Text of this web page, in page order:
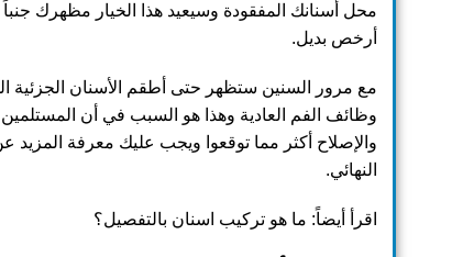
محل أسنانك المفقودة وسيعيد هذا الخيار مظهرك
أرخص بديل.
مع مرور السنين ستظهر حتى أطقم الأسنان الجزئية
وظائف الفم العادية وهذا هو السبب في أن
والإصلاح أكثر مما توقعوا ويجب عليك معرفة المزيد
النهائي.
اقرأ أيضاً: ما هو تركيب اسنان بالتفصيل؟